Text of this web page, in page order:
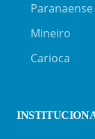
Paranaense
Mineiro
Carioca